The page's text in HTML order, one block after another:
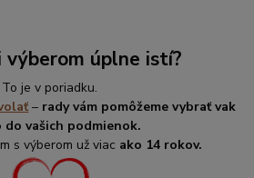
výberom úplne istí?
To je v poriadku.
– rady vám pomôžeme vybrať vak
do vašich podmienok.
s výberom už viac ako 14 rokov.